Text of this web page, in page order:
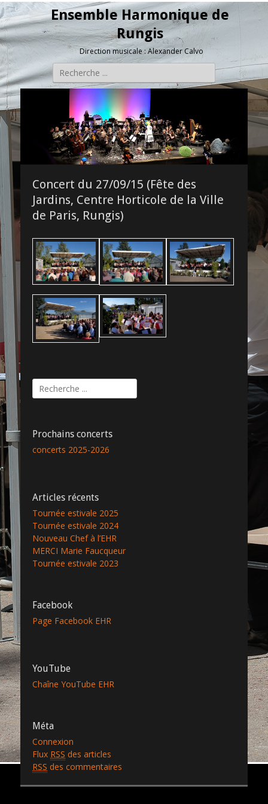
Ensemble Harmonique de
Rungis
Direction musicale : Alexander Calvo
Rechercher :
Concert du 27/09/15 (Fête des
Jardins, Centre Horticole de la Ville
de Paris, Rungis)
Rechercher :
Prochains concerts
concerts 2025-2026
Articles récents
Tournée estivale 2025
Tournée estivale 2024
Nouveau Chef à l’EHR
MERCI Marie Faucqueur
Tournée estivale 2023
Facebook
Page Facebook EHR
YouTube
Chaîne YouTube EHR
Méta
Connexion
Flux RSS des articles
RSS des commentaires